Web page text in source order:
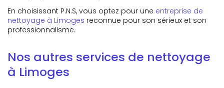
En choisissant P.N.S, vous optez pour une entreprise de
nettoyage à Limoges reconnue pour son sérieux et son
professionnalisme.
Nos autres services de nettoyage
à Limoges